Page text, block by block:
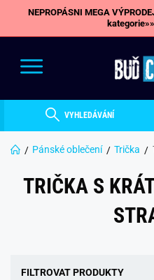
NEPROPÁSNI MEGA
VYHLEDÁVÁNÍ
Pánské oblečení Trička
TRIČKA S
FILTROVAT PRODUKTY